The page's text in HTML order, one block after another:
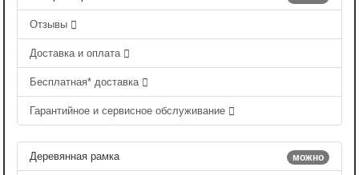
Отзывы
Доставка и оплата
Бесплатная* доставка
Гарантийное и сервисное обслуживание
можно
Деревянная рамка